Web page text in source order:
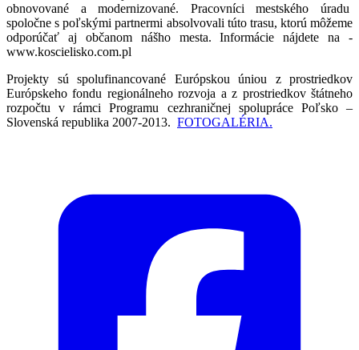
obnovované a modernizované. Pracovníci mestského úradu
spoločne s poľskými partnermi absolvovali túto trasu, ktorú môžeme
odporúčať aj občanom nášho mesta. Informácie nájdete na -
www.koscielisko.com.pl
Projekty sú spolufinancované Európskou úniou z prostriedkov
Európskeho fondu regionálneho rozvoja a z prostriedkov štátneho
rozpočtu v rámci Programu cezhraničnej spolupráce Poľsko –
Slovenská republika 2007-2013. FOTOGALÉRIA.